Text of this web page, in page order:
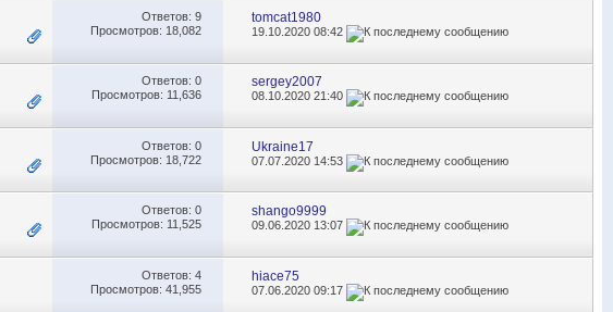
Ответов: 9
Просмотров: 18,082
tomcat1980
19.10.202008:42
Ответов: 0
Просмотров: 11,636
sergey2007
08.10.202021:40
Ответов: 0
Просмотров: 18,722
Ukraine17
07.07.2020 14:53
Ответов: 0
Просмотров: 11,525
shango9999
09.06.2020 13:07
Ответов: 4
Просмотров: 41,955
hiace75
07.06.202009:17